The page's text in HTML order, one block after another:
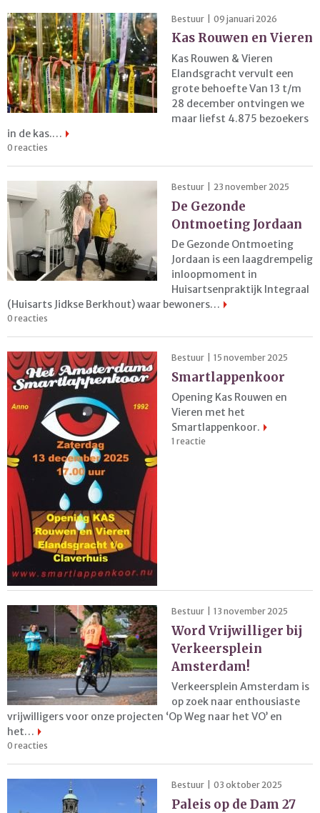
Bestuur | 09 januari 2026
Kas Rouwen en Vieren
Kas Rouwen & Vieren
Elandsgracht vervult een
grote behoefte Van 13 t/m
28 december ontvingen we
maar liefst 4.875 bezoekers
in de kas.…
0 reacties
Bestuur | 23 november 2025
De Gezonde
Ontmoeting Jordaan
De Gezonde Ontmoeting
Jordaan is een laagdrempelig
inloopmoment in
Huisartsenpraktijk Integraal
(Huisarts Jidkse Berkhout) waar bewoners…
0 reacties
Bestuur | 15 november 2025
Smartlappenkoor
Opening Kas Rouwen en
Vieren met het
Smartlappenkoor.
1 reactie
Bestuur | 13 november 2025
Word Vrijwilliger bij
Verkeersplein
Amsterdam!
Verkeersplein Amsterdam is
op zoek naar enthousiaste
vrijwilligers voor onze projecten ‘Op Weg naar het VO’ en
het…
0 reacties
Bestuur | 03 oktober 2025
Paleis op de Dam 27